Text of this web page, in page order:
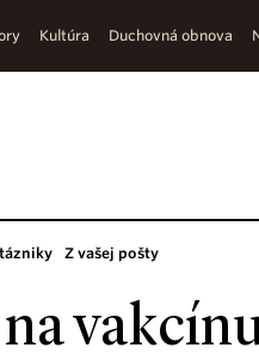
Kultúra Duchovná obnova
Z vašej pošty